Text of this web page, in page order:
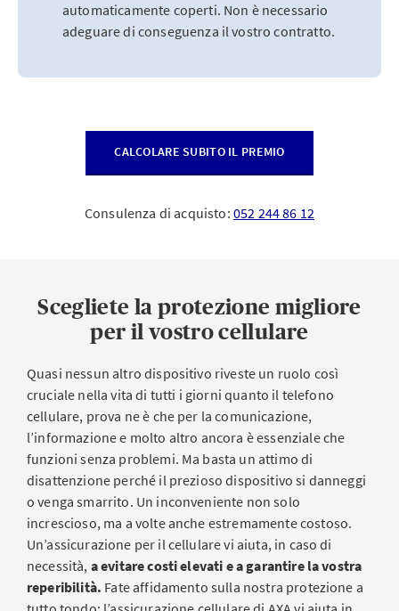
automaticamente coperti. Non è necessario
adeguare di conseguenza il vostro contratto.
CALCOLARE SUBITO IL PREMIO
Consulenza di acquisto: 052 244 86 12
Scegliete la protezione migliore
per il vostro cellulare
Quasi nessun altro dispositivo riveste un ruolo così
cruciale nella vita di tutti i giorni quanto il telefono
cellulare, prova ne è che per la comunicazione,
l’informazione e molto altro ancora è essenziale che
funzioni senza problemi. Ma basta un attimo di
disattenzione perché il prezioso dispositivo si danneggi
o venga smarrito. Un inconveniente non solo
increscioso, ma a volte anche estremamente costoso.
Un’assicurazione per il cellulare vi aiuta, in caso di
necessità, a evitare costi elevati e a garantire la vostra
reperibilità. Fate affidamento sulla nostra protezione a